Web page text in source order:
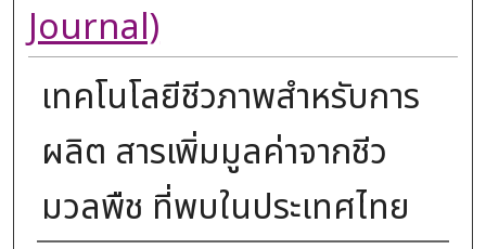
Journal)
เทคโนโลยีชีวภาพสำหรับการ
ผลิต สารเพิ่มมูลค่าจากชีว
มวลพืช ที่พบในประเทศไทย